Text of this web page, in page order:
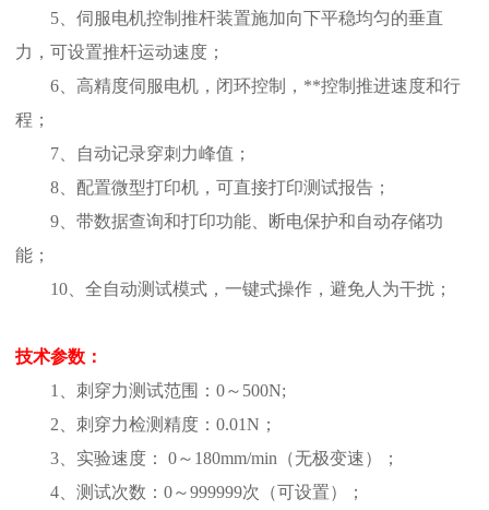
5、 伺服电机控制推杆装置施加向下平稳均匀的垂直
力，可设置推杆运动速度；
6、高精度伺服电机，闭环控制，**控制推进速度和行
程；
7、自动记录穿刺力峰值；
8、配置微型打印机，可直接打印测试报告；
9、带数据查询和打印功能、断电保护和自动存储功
能；
10、全自动测试模式，一键式操作，避免人为干扰；
技术参数：
1、 刺穿力测试范围 ： 0～500N;
2、 刺穿力检测精度： 0.01N；
3、 实验速度： 0～180mm/min （无极变速）；
4、 测试次数： 0～999999次（可设置）；